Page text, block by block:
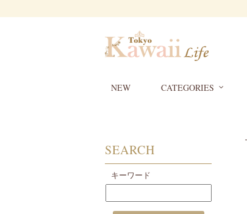
NEW CATEGORIES
SEARCH
キーワード